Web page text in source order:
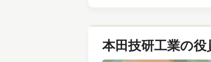
本田技研工業の